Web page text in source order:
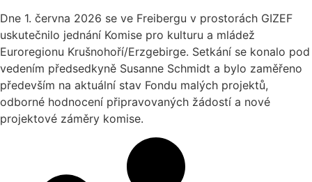
Dne 1. června 2026 se ve Freibergu v prostorách GIZEF
uskutečnilo jednání Komise pro kulturu a mládež
Euroregionu Krušnohoří/Erzgebirge. Setkání se konalo pod
vedením předsedkyně Susanne Schmidt a bylo zaměřeno
především na aktuální stav Fondu malých projektů,
odborné hodnocení připravovaných žádostí a nové
projektové záměry komise.